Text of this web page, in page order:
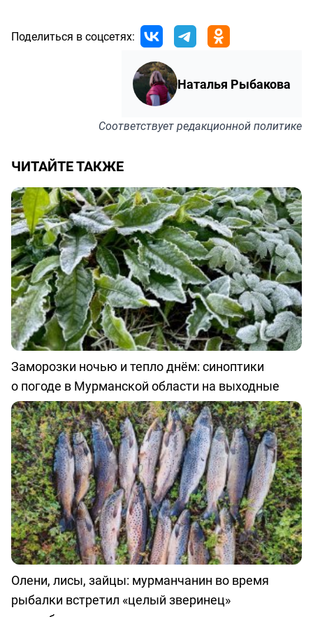
Поделиться в соцсетях:
Наталья Рыбакова
Соответствуетредакционной политике
ЧИТАЙТЕ ТАКЖЕ
Заморозки ночью и тепло днём: синоптики
о погоде в Мурманской области на выходные
Олени, лисы, зайцы: мурманчанин во время
рыбалки встретил «целый зверинец»